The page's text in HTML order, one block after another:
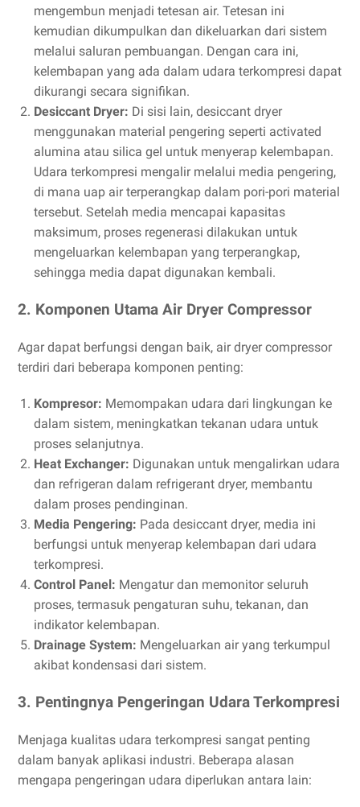
mengembun menjadi tetesan air. Tetesan ini
kemudian dikumpulkan dan dikeluarkan dari sistem
melalui saluran pembuangan. Dengan cara ini,
kelembapan yang ada dalam udara terkompresi dapat
dikurangi secara signifikan.
Desiccant Dryer: Di sisi lain, desiccant dryer
menggunakan material pengering seperti activated
alumina atau silica gel untuk menyerap kelembapan.
Udara terkompresi mengalir melalui media pengering,
di mana uap air terperangkap dalam pori-pori material
tersebut. Setelah media mencapai kapasitas
maksimum, proses regenerasi dilakukan untuk
mengeluarkan kelembapan yang terperangkap,
sehingga media dapat digunakan kembali.
2. Komponen Utama Air Dryer Compressor
Agar dapat berfungsi dengan baik, air dryer compressor
terdiri dari beberapa komponen penting:
Kompresor: Memompakan udara dari lingkungan ke
dalam sistem, meningkatkan tekanan udara untuk
proses selanjutnya.
Heat Exchanger: Digunakan untuk mengalirkan udara
dan refrigeran dalam refrigerant dryer, membantu
dalam proses pendinginan.
Media Pengering: Pada desiccant dryer, media ini
berfungsi untuk menyerap kelembapan dari udara
terkompresi.
Control Panel: Mengatur dan memonitor seluruh
proses, termasuk pengaturan suhu, tekanan, dan
indikator kelembapan.
Drainage System: Mengeluarkan air yang terkumpul
akibat kondensasi dari sistem.
3. Pentingnya Pengeringan Udara Terkompresi
Menjaga kualitas udara terkompresi sangat penting
dalam banyak aplikasi industri. Beberapa alasan
mengapa pengeringan udara diperlukan antara lain: